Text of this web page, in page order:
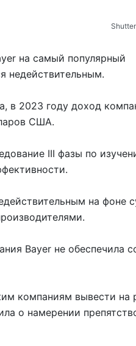
на самый популярный
недействительным.
в 2023 году доход
США.
III фазы по
на фоне
Bayer не обеспечила
компаниям вывести на
о намерении